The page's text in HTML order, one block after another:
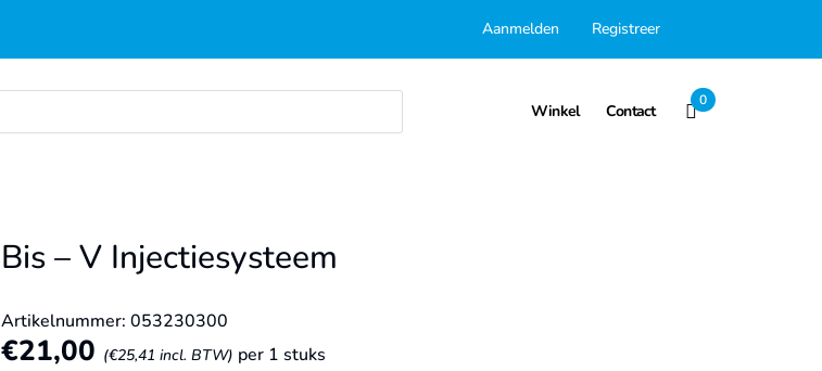
Aanmelden Registreer
Winkel Contact
0
Bis – V Injectiesysteem
Artikelnummer: 053230300
€21,00 (€25,41 incl. BTW) per 1 stuks